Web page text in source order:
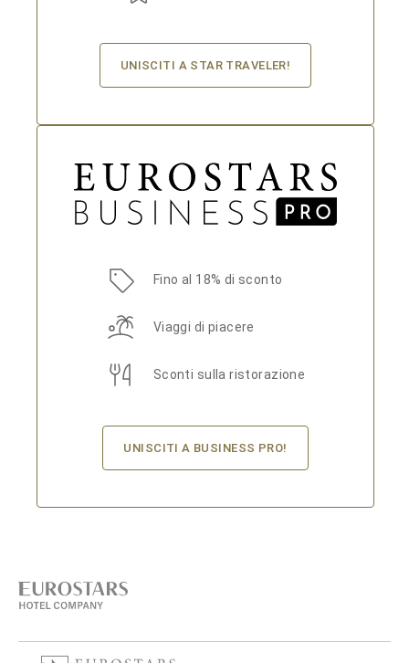
UNISCITI A STAR TRAVELER!
Fino al 18% di sconto
Viaggi di piacere
Sconti sulla ristorazione
UNISCITI A BUSINESS PRO!